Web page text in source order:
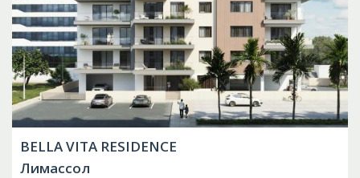
BELLA VITA RESIDENCE
Лимассол